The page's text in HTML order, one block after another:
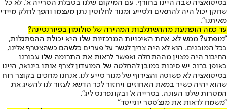
בסיטואציה שבה היינו בחורף, עם המיקום שלנו בטבלת הסרייה א', לא כל
שחקן יכול היה להתאים ולסייע ומנור לחלוטין נתן מעצמו והפך לחלק מיידי
מאיתנו".
עד כמה הופתעת מההשתלבות המהירה של סולומון בפיורנטינה?
"מופתע? ממש לא. אחת האיכויות המרכזיות שלו היא יכולת ההסתגלות,
בכל המובנים. הוא לא היה צריך לגשר על פערים כלשהם כשהצטרף אלינו,
החיבור היה מצוין מההתחלה ואפשר לראות את התרומה שלו עבורנו
באופן ברור. יש סיבות כמובן להחלטה של המועדון לצרף אותו בינואר, היינו
בסיטואציה לא פשוטה והצירוף של מנור סייע לנו. אנחנו מחכים בקוצר רוח
שהוא יהיה כשיר במאת האחוזים ויחזור לכר הדשא לעזור לנו להשיג את
המטרות שלנו העונה, בסרייה א' ובקונפרנס ליג".
"משמח לראות את מנצ'סטר יונייטד"